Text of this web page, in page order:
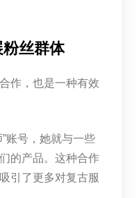
丝群体
作，也是一种有效
账号，她就与一些
的产品。这种合作
引了更多对复古服